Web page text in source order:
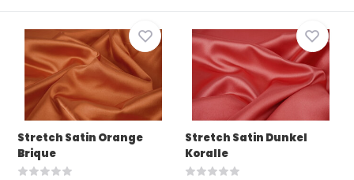
Stretch Satin Orange
Brique
Stretch Satin Dunkel
Koralle